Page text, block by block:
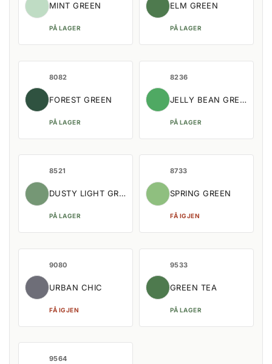
MINT GREEN
PÅ LAGER
ELM GREEN
PÅ LAGER
8082
FOREST GREEN
PÅ LAGER
8236
JELLY BEAN GREEN
PÅ LAGER
8521
DUSTY LIGHT GREEN
PÅ LAGER
8733
SPRING GREEN
FÅ IGJEN
9080
URBAN CHIC
FÅ IGJEN
9533
GREEN TEA
PÅ LAGER
9564